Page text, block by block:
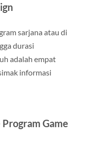
sarjana atau di
durasi
adalah empat
informasi
Game